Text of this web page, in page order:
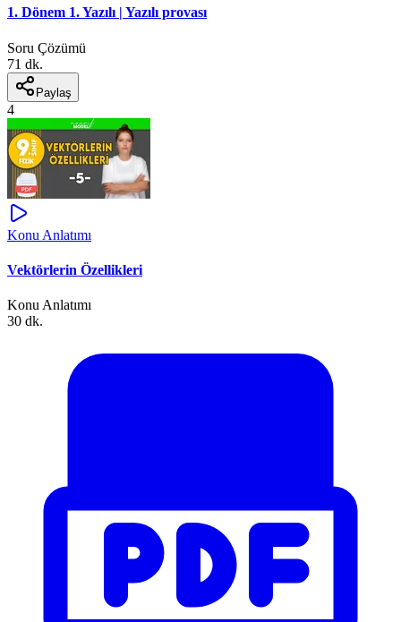
1. Dönem 1. Yazılı | Yazılı provası
Soru Çözümü
71 dk.
Paylaş
4
Konu Anlatımı
Vektörlerin Özellikleri
Konu Anlatımı
30 dk.